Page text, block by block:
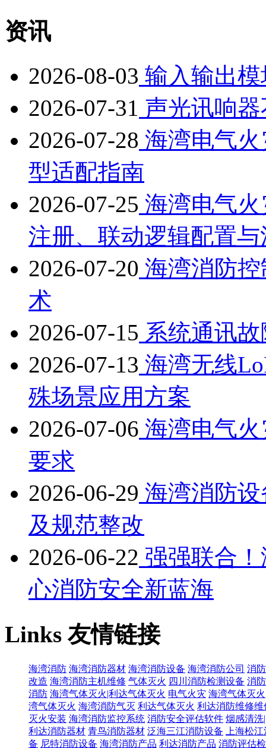
资讯
2026-08-03 输入输出
2026-07-31 声光讯响
2026-07-28 海湾电气
型适配指南
2026-07-25 海湾电气
注册、联动逻辑配置
2026-07-20 海湾消防
术
2026-07-15 系统通讯
2026-07-13 海湾无线
殊场景应用方案
2026-07-06 海湾电气
要求
2026-06-29 海湾消防
及规范整改
2026-06-22 强强联合
心消防安全新蓝海
Links友情链接
海湾消防 海湾消防器材 海湾消防设备 海湾消防公司 消
改造 海湾消防主机维修 气体灭火 四川消防检测设备 消
消防 海湾气体灭火|利达气体灭火 电气火灾 海湾气体灭
湾气体灭火 海湾消防气灭 利达气体灭火 利达消防维修维
灭火安装 海湾消防监控系统 消防安全评估软件 烟感清洗
利达消防器材 青鸟消防器材 泛海三江消防设备
上海松
备 尼特消防设备 海湾消防产品 利达消防产品 消防评估